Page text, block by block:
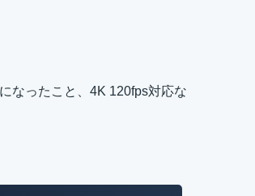
なったこと、4K 120fps対応な